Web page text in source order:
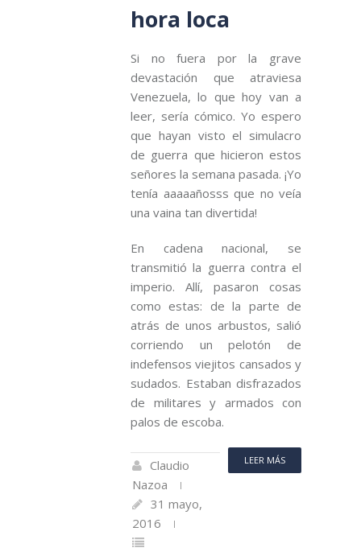
hora loca
Si no fuera por la grave
devastación que atraviesa
Venezuela, lo que hoy van a
leer, sería cómico. Yo espero
que hayan visto el simulacro
de guerra que hicieron estos
señores la semana pasada. ¡Yo
tenía aaaaañosss que no veía
una vaina tan divertida!
En cadena nacional, se
transmitió la guerra contra el
imperio. Allí, pasaron cosas
como estas: de la parte de
atrás de unos arbustos, salió
corriendo un pelotón de
indefensos viejitos cansados y
sudados. Estaban disfrazados
de militares y armados con
palos de escoba.
LEER MÁS
Claudio
Nazoa
31 mayo,
2016